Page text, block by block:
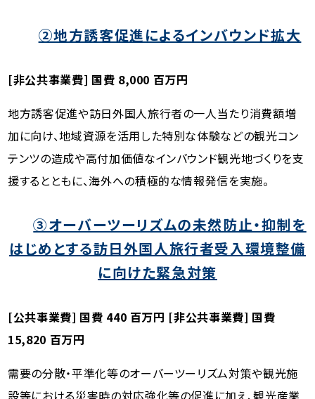
②地方誘客促進によるインバウンド拡大
[非公共事業費] 国費 8,000 百万円
地方誘客促進や訪日外国人旅行者の一人当たり消費額増
加に向け、地域資源を活用した特別な体験などの観光コン
テンツの造成や高付加価値なインバウンド観光地づくりを支
援するとともに、海外への積極的な情報発信を実施。
③オーバーツーリズムの未然防止・抑制を
はじめとする訪日外国人旅行者受入環境整備
に向けた緊急対策
[公共事業費] 国費 440 百万円 [非公共事業費] 国費
15,820 百万円
需要の分散・平準化等のオーバーツーリズム対策や観光施
設等における災害時の対応強化等の促進に加え、観光産業